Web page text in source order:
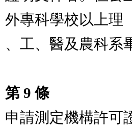
外專科學校以上理
、工、醫及農科系
第 9 條
申請測定機構許可